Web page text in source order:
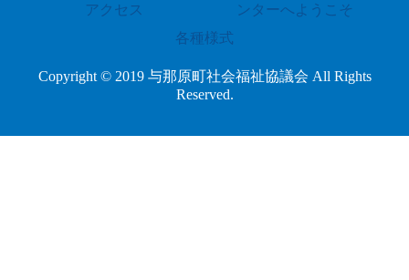
アクセス
ンターへようこそ
各種様式
Copyright © 2019 与那原町社会福祉協議会 All Rights
Reserved.